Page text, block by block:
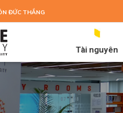
ĐỨC THẮNG
Tài nguyên